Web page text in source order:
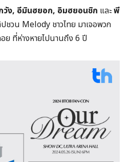
วัง, อีมินฮยอก, อิมฮยอนชิก และพี
ชวน Melody ชาวไทย มาเจอพวก
ย ที่ห่างหายไปนานถึง 6 ปี